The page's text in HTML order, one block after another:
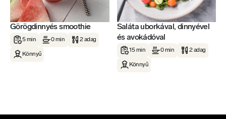
Görögdinnyés smoothie
5 min 0 min 2 adag
Könnyű
Saláta uborkával, dinnyével
és avokádóval
15 min 0 min 2 adag
Könnyű